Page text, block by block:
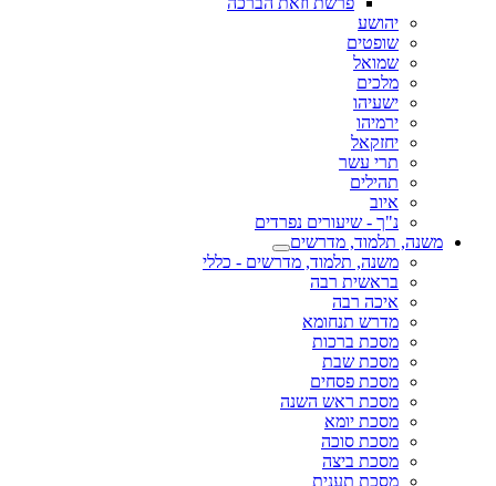
יהושע
שופטים
שמואל
מלכים
ישעיהו
ירמיהו
יחזקאל
תרי עשר
תהילים
איוב
נ"ך - שיעורים נפרדים
משנה, תלמוד, מדרשים
משנה, תלמוד, מדרשים - כללי
בראשית רבה
איכה רבה
מדרש תנחומא
מסכת ברכות
מסכת שבת
מסכת פסחים
מסכת ראש השנה
מסכת יומא
מסכת סוכה
מסכת ביצה
מסכת תענית